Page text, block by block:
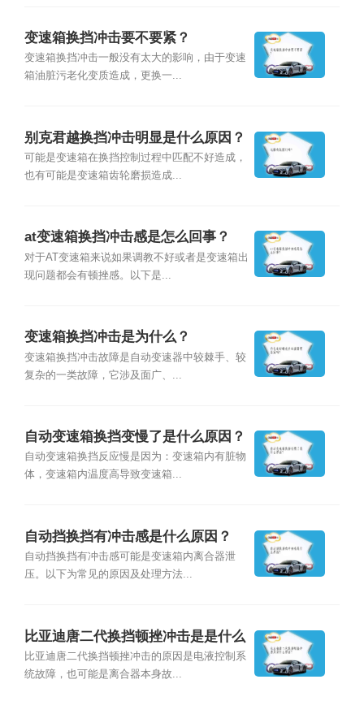
变速箱换挡冲击要不要紧？
变速箱换挡冲击一般没有太大的影响，由于变速
箱油脏污老化变质造成，更换一...
别克君越换挡冲击明显是什么原因？
可能是变速箱在换挡控制过程中匹配不好造成，
也有可能是变速箱齿轮磨损造成...
at变速箱换挡冲击感是怎么回事？
对于AT变速箱来说如果调教不好或者是变速箱出
现问题都会有顿挫感。以下是...
变速箱换挡冲击是为什么？
变速箱换挡冲击故障是自动变速器中较棘手、较
复杂的一类故障，它涉及面广、...
自动变速箱换挡变慢了是什么原因？
自动变速箱换挡反应慢是因为：变速箱内有脏物
体，变速箱内温度高导致变速箱...
自动挡换挡有冲击感是什么原因？
自动挡换挡有冲击感可能是变速箱内离合器泄
压。以下为常见的原因及处理方法...
比亚迪唐二代换挡顿挫冲击是是什么
原因？
比亚迪唐二代换挡顿挫冲击的原因是电液控制系
统故障，也可能是离合器本身故...